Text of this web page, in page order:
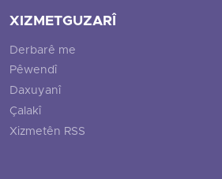
XIZMETGUZARÎ
Derbarê me
Pêwendî
Daxuyanî
Çalakî
Xizmetên RSS